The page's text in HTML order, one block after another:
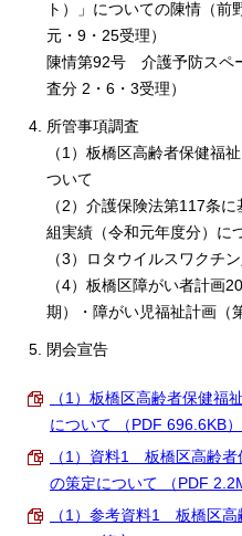
ト）」についての陳情（
元・9・25受理）
陳情第92号 介護予防スペ
査分 2・6・3受理）
所管事項調査
（1）板橋区高齢者保健福
ついて
（2）介護保険法第117条
組実績（令和元年度分）に
（3）ロタウイルスワクチ
（4）板橋区障がい者計画
期）・障がい児福祉計画（
閉会宣告
（1）板橋区高齢者保健福
について （PDF 696.6KB）
（1）資料1 板橋区高齢
の策定について （PDF
（1）参考資料1 板橋区高